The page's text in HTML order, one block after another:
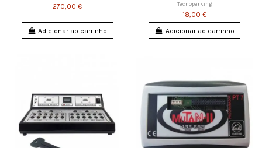
270,00 €
Adicionar ao carrinho
Tecnoparking
18,00 €
Adicionar ao carrinho